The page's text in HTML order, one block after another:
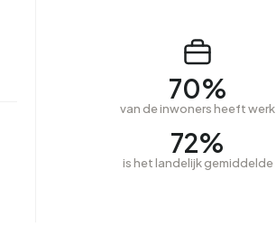
70%
van de inwoners heeft werk
72%
is het landelijk gemiddelde